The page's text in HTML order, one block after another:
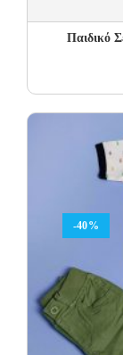
Παιδικό
-40%